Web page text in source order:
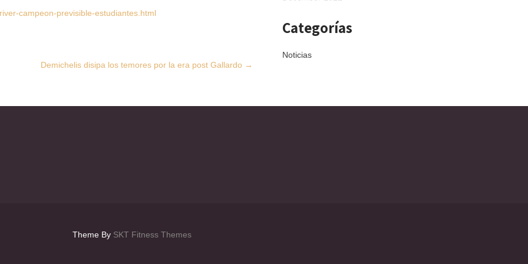
campeon-previsible-estudiantes.html
Demichelis disipa los temores por la era post Gallardo →
Categorías
Noticias
Theme By SKT Fitness Themes